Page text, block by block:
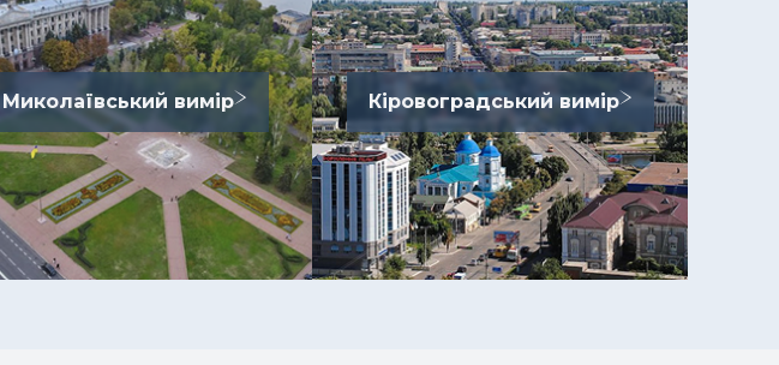
Миколаївський вимір Кіровоградський вимір